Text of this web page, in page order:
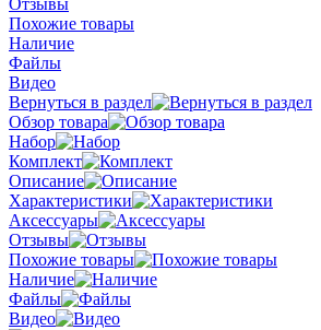
Отзывы
Похожие товары
Наличие
Файлы
Видео
Вернуться в раздел
Обзор товара
Набор
Комплект
Описание
Характеристики
Аксессуары
Отзывы
Похожие товары
Наличие
Файлы
Видео